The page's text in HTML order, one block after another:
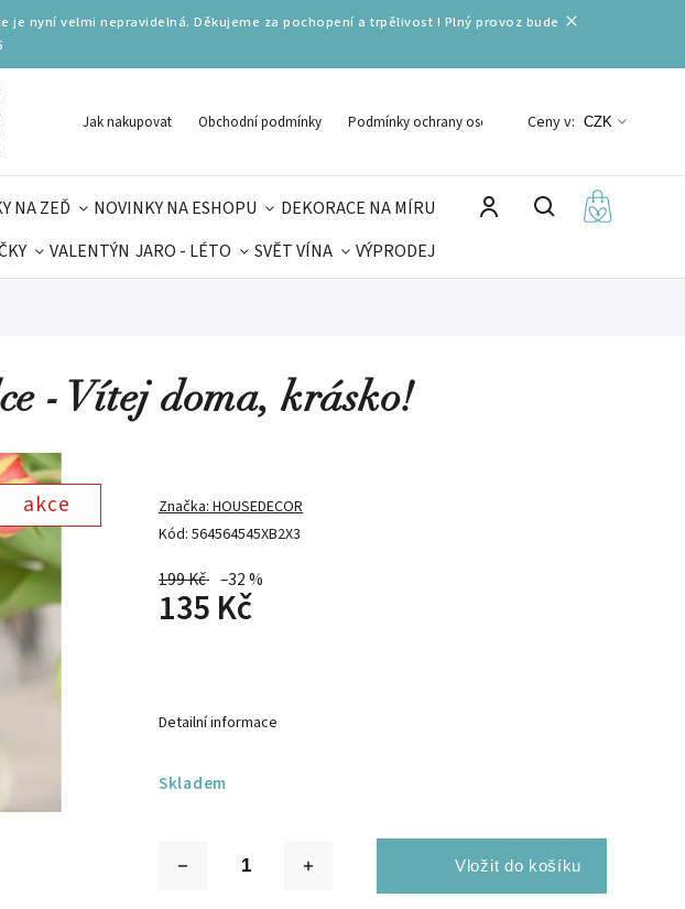
nyní velmi nepravidelná. Děkujeme za pochopení a trpělivost ! Plný provoz bude
Jak nakupovat Obchodní podmínky Podmínky ochrany osobních údajů
Ceny v: CZK
NA ZEĎ NOVINKY NA ESHOPU
DEKORACE NA MÍRU
VALENTÝN JARO - LÉTO SVĚT VÍNA
VÝPRODEJ
- Vítej doma, krásko!
akce
Kód: 564564545XB2X3
Značka:HOUSEDECOR
199 Kč –32 %
135 Kč
Skladem
Detailní informace